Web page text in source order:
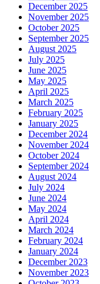
December 2025
November 2025
October 2025
September 2025
August 2025
July 2025
June 2025
May 2025
April 2025
March 2025
February 2025
January 2025
December 2024
November 2024
October 2024
September 2024
August 2024
July 2024
June 2024
May 2024
April 2024
March 2024
February 2024
January 2024
December 2023
November 2023